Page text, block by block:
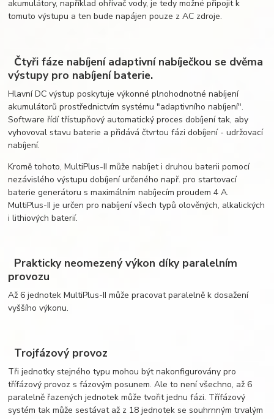
akumulátory, například ohřívač vody, je tedy možné připojit k
tomuto výstupu a ten bude napájen pouze z AC zdroje.
Čtyři fáze nabíjení adaptivní nabíječkou se dvěma
výstupy pro nabíjení baterie.
Hlavní DC výstup poskytuje výkonné plnohodnotné nabíjení
akumulátorů prostřednictvím systému "adaptivního nabíjení".
Software řídí třístupňový automatický proces dobíjení tak, aby
vyhovoval stavu baterie a přidává čtvrtou fázi dobíjení - udržovací
nabíjení.
Kromě tohoto, MultiPlus-II může nabíjet i druhou baterii pomocí
nezávislého výstupu dobíjení určeného např. pro startovací
baterie generátoru s maximálním nabíjecím proudem 4 A.
MultiPlus-II je určen pro nabíjení všech typů olověných, alkalických
i lithiových baterií.
Prakticky neomezený výkon díky paralelním
provozu
Až 6 jednotek MultiPlus-II může pracovat paralelně k dosažení
vyššího výkonu.
Trojfázový provoz
Tři jednotky stejného typu mohou být nakonfigurovány pro
třífázový provoz s fázovým posunem. Ale to není všechno, až 6
paralelně řazených jednotek může tvořit jednu fázi. Třífázový
systém tak může sestávat až z 18 jednotek se souhrnným trvalým